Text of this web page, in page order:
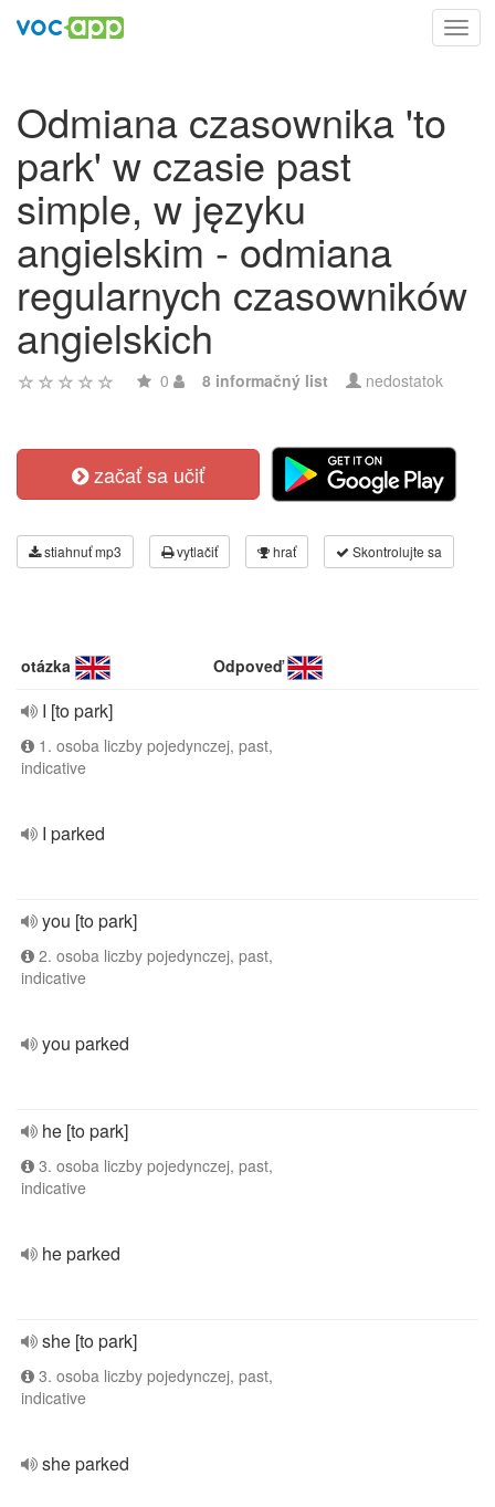
Odmiana czasownika 'to
park' w czasie past
simple, w języku
angielskim - odmiana
regularnych czasowników
angielskich
0 8 informačný list nedostatok
začať sa učiť
stiahnuť mp3 vytlačiť hrať Skontrolujte sa
otázka Odpoveď
I [to park]
1. osoba liczby pojedynczej, past,
indicative
I parked
you [to park]
2. osoba liczby pojedynczej, past,
indicative
you parked
he [to park]
3. osoba liczby pojedynczej, past,
indicative
he parked
she [to park]
3. osoba liczby pojedynczej, past,
indicative
she parked